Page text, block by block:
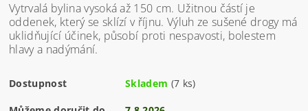
Vytrvalá bylina vysoká až 150 cm. Užitnou částí je
oddenek, který se sklízí v říjnu. Výluh ze sušené drogy má
uklidňující účinek, působí proti nespavosti, bolestem
hlavy a nadýmání.
Dostupnost Skladem (7 ks)